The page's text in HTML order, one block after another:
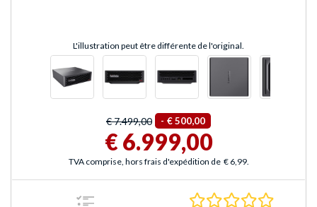
L'illustration peut être différente de l'original.
€ 7.499,00 - € 500,00
€ 6.999,00
TVA comprise, hors frais d'expédition de € 6,99.